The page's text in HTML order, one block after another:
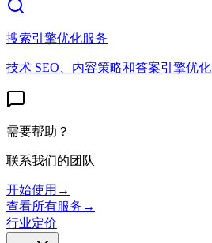
搜索引擎优化服务
技术 SEO、内容策略和答案引擎优化
需要帮助？
联系我们的团队
开始使用 →
查看所有服务 →
行业定价